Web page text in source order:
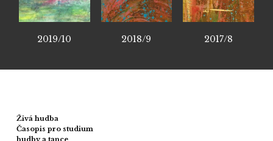
2019/10 2018/9 2017/8
Živá hudba
Časopis pro studium
hudby a tance